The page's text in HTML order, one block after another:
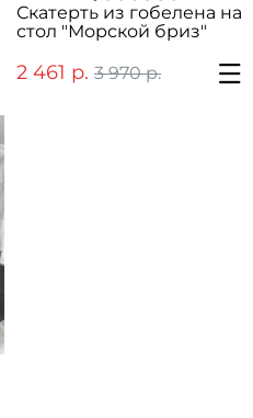
Скатерть из гобелена на
стол "Морской бриз"
2 461 р. 3 970 р.